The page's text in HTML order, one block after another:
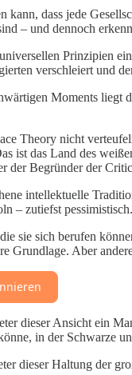
kann, dass jede
– und dennoch
Prinzipien
verschleiert und
Moments
Theory nicht
ist das Land des
der Begründer der
intellektuelle
– zutiefst
sie sich berufen
Grundlage. Aber
dieser Ansicht ein
in der Schwarze
dieser Haltung der